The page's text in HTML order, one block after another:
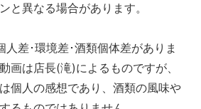
と異なる場合があります。
差･環境差･酒類個体差がありま
画は店長(滝)によるものですが、
個人の感想であり、酒類の風味や